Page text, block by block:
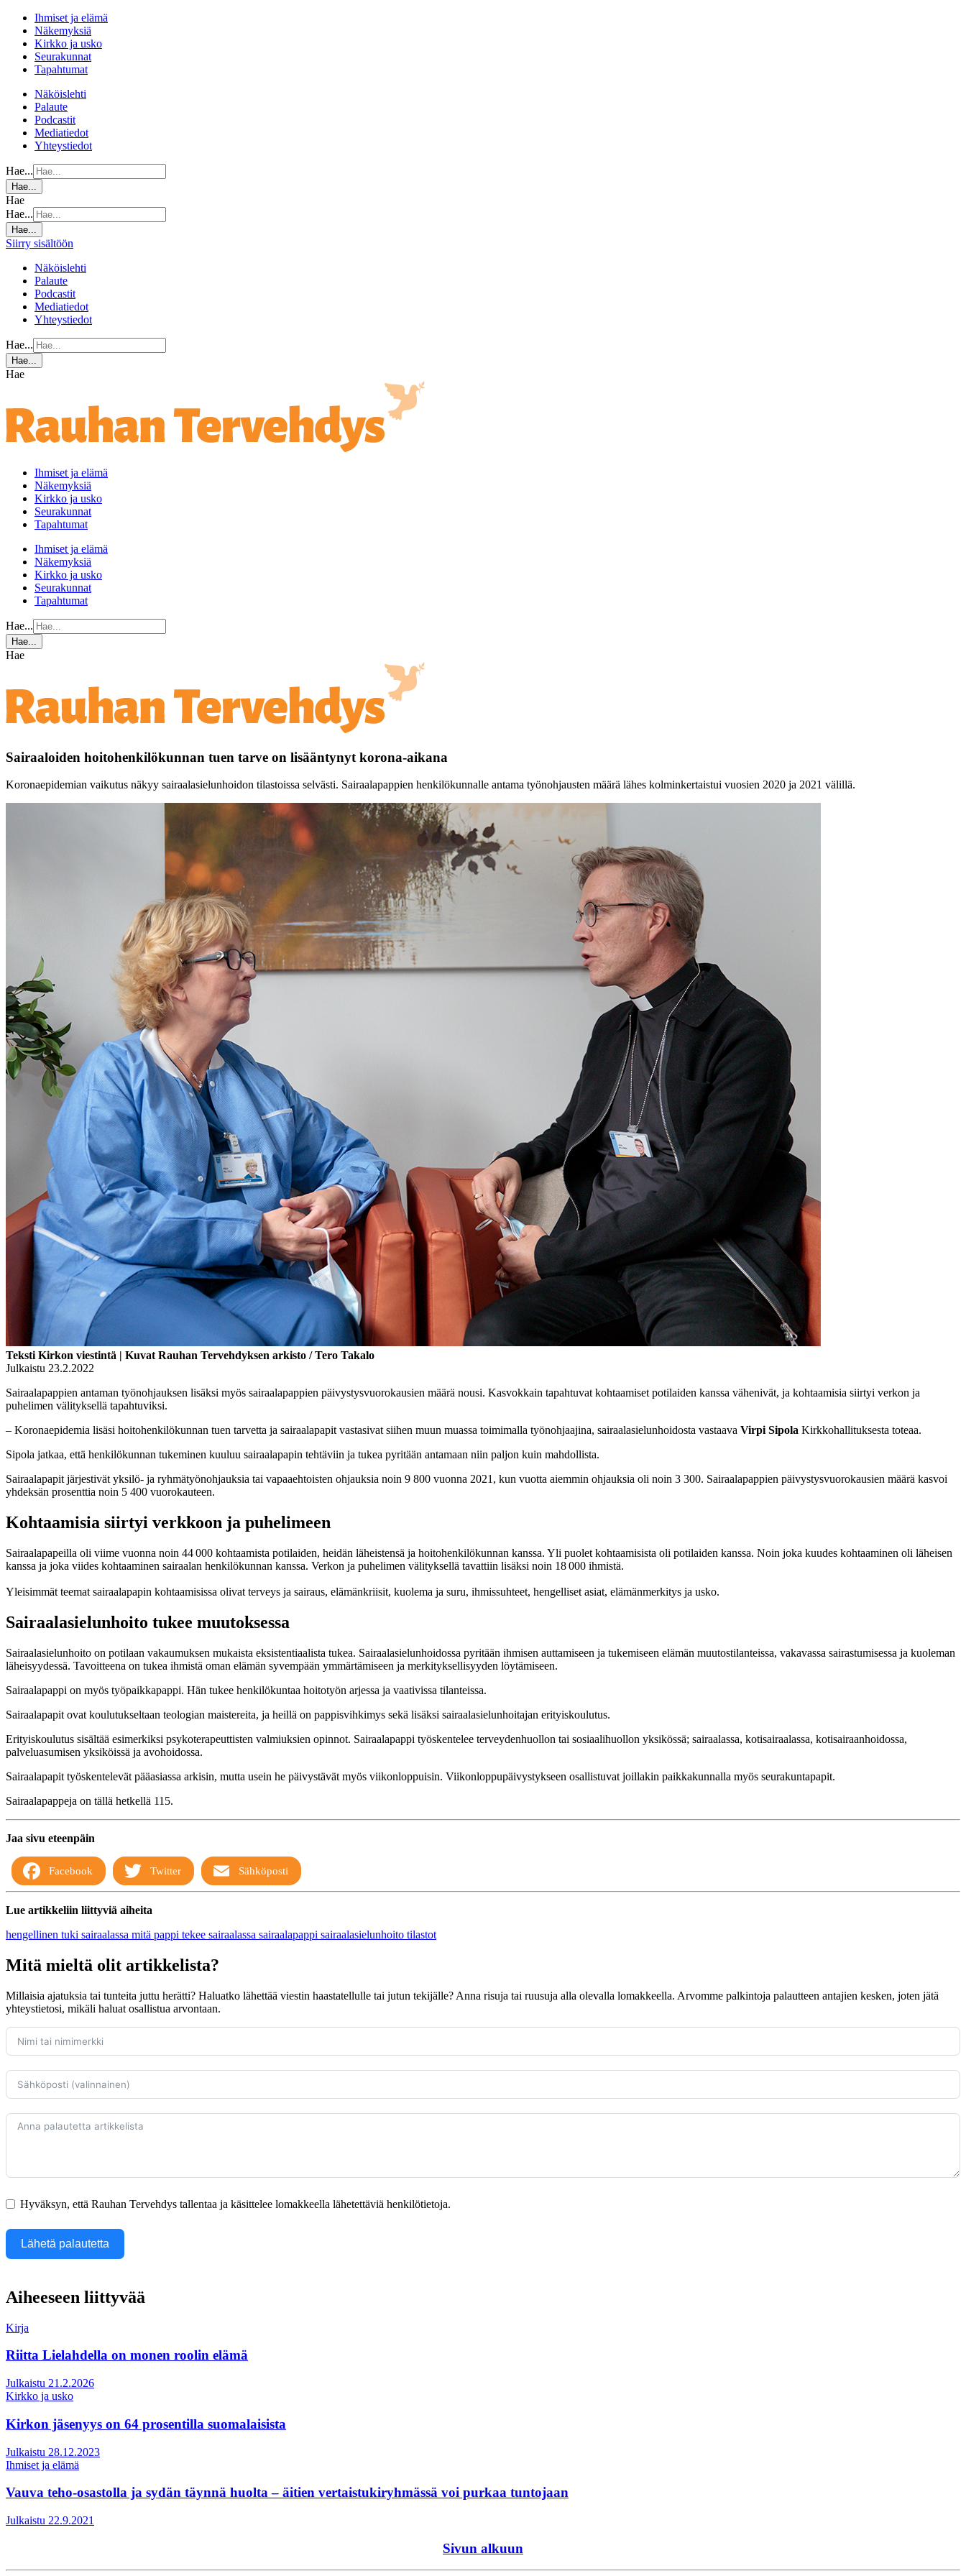
Ihmiset ja elämä
Näkemyksiä
Kirkko ja usko
Seurakunnat
Tapahtumat
Näköislehti
Palaute
Podcastit
Mediatiedot
Yhteystiedot
Hae...
Hae...
Hae
Hae...
Hae...
Siirry sisältöön
Näköislehti
Palaute
Podcastit
Mediatiedot
Yhteystiedot
Hae...
Hae...
Hae
Ihmiset ja elämä
Näkemyksiä
Kirkko ja usko
Seurakunnat
Tapahtumat
Ihmiset ja elämä
Näkemyksiä
Kirkko ja usko
Seurakunnat
Tapahtumat
Hae...
Hae...
Hae
Sairaaloiden hoitohenkilökunnan tuen tarve on lisääntynyt korona-aikana
Koronaepidemian vaikutus näkyy sairaalasielunhoidon tilastoissa selvästi. Sairaalapappien henkilökunnalle antama työnohjausten määrä lähes kolminkertaistui vuosien 2020 ja 2021 välillä.
Teksti Kirkon viestintä | Kuvat Rauhan Tervehdyksen arkisto / Tero Takalo
Julkaistu 23.2.2022
Sairaalapappien antaman työnohjauksen lisäksi myös sairaalapappien päivystysvuorokausien määrä nousi. Kasvokkain tapahtuvat kohtaamiset potilaiden kanssa vähenivät, ja kohtaamisia siirtyi verkon ja
puhelimen välityksellä tapahtuviksi.
– Koronaepidemia lisäsi hoitohenkilökunnan tuen tarvetta ja sairaalapapit vastasivat siihen muun muassa toimimalla työnohjaajina, sairaalasielunhoidosta vastaava Virpi Sipola Kirkkohallituksesta toteaa.
Sipola jatkaa, että henkilökunnan tukeminen kuuluu sairaalapapin tehtäviin ja tukea pyritään antamaan niin paljon kuin mahdollista.
Sairaalapapit järjestivät yksilö- ja ryhmätyönohjauksia tai vapaaehtoisten ohjauksia noin 9 800 vuonna 2021, kun vuotta aiemmin ohjauksia oli noin 3 300. Sairaalapappien päivystysvuorokausien määrä kasvoi
yhdeksän prosenttia noin 5 400 vuorokauteen.
Kohtaamisia siirtyi verkkoon ja puhelimeen
Sairaalapapeilla oli viime vuonna noin 44 000 kohtaamista potilaiden, heidän läheistensä ja hoitohenkilökunnan kanssa. Yli puolet kohtaamisista oli potilaiden kanssa. Noin joka kuudes kohtaaminen oli läheisen
kanssa ja joka viides kohtaaminen sairaalan henkilökunnan kanssa. Verkon ja puhelimen välityksellä tavattiin lisäksi noin 18 000 ihmistä.
Yleisimmät teemat sairaalapapin kohtaamisissa olivat terveys ja sairaus, elämänkriisit, kuolema ja suru, ihmissuhteet, hengelliset asiat, elämänmerkitys ja usko.
Sairaalasielunhoito tukee muutoksessa
Sairaalasielunhoito on potilaan vakaumuksen mukaista eksistentiaalista tukea. Sairaalasielunhoidossa pyritään ihmisen auttamiseen ja tukemiseen elämän muutostilanteissa, vakavassa sairastumisessa ja kuoleman
läheisyydessä. Tavoitteena on tukea ihmistä oman elämän syvempään ymmärtämiseen ja merkityksellisyyden löytämiseen.
Sairaalapappi on myös työpaikkapappi. Hän tukee henkilökuntaa hoitotyön arjessa ja vaativissa tilanteissa.
Sairaalapapit ovat koulutukseltaan teologian maistereita, ja heillä on pappisvihkimys sekä lisäksi sairaalasielunhoitajan erityiskoulutus.
Erityiskoulutus sisältää esimerkiksi psykoterapeuttisten valmiuksien opinnot. Sairaalapappi työskentelee terveydenhuollon tai sosiaalihuollon yksikössä; sairaalassa, kotisairaalassa, kotisairaanhoidossa,
palveluasumisen yksiköissä ja avohoidossa.
Sairaalapapit työskentelevät pääasiassa arkisin, mutta usein he päivystävät myös viikonloppuisin. Viikonloppupäivystykseen osallistuvat joillakin paikkakunnalla myös seurakuntapapit.
Sairaalapappeja on tällä hetkellä 115.
Jaa sivu eteenpäin
Facebook Twitter Sähköposti
Lue artikkeliin liittyviä aiheita
hengellinen tuki sairaalassa mitä pappi tekee sairaalassa sairaalapappi sairaalasielunhoito tilastot
Mitä mieltä olit artikkelista?
Millaisia ajatuksia tai tunteita juttu herätti? Haluatko lähettää viestin haastatellulle tai jutun tekijälle? Anna risuja tai ruusuja alla olevalla lomakkeella. Arvomme palkintoja palautteen antajien kesken, joten jätä
yhteystietosi, mikäli haluat osallistua arvontaan.
Hyväksyn, että Rauhan Tervehdys tallentaa ja käsittelee lomakkeella lähetettäviä henkilötietoja.
Lähetä palautetta
Aiheeseen liittyvää
Kirja
Riitta Lielahdella on monen roolin elämä
Julkaistu 21.2.2026
Kirkko ja usko
Kirkon jäsenyys on 64 prosentilla suomalaisista
Julkaistu 28.12.2023
Ihmiset ja elämä
Vauva teho-osastolla ja sydän täynnä huolta – äitien vertaistukiryhmässä voi purkaa tuntojaan
Julkaistu 22.9.2021
Sivun alkuun